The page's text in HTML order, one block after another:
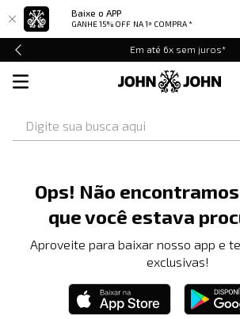
Baixe o APP
GANHE 15% OFF NA 1ª COMPRA *
Em até 6x sem juros*
Ops! Não
que você estava
Aproveite para baixar nosso app e
exclusivas!